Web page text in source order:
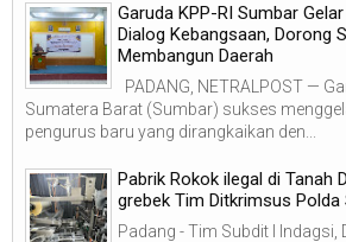
Garuda KPP-RI Sumbar
Dialog Kebangsaan, Dorong
Membangun Daerah
PADANG, NETRALPOST —
Sumatera Barat (Sumbar) sukses
pengurus baru yang dirangkaikan den...
Pabrik Rokok ilegal di Tanah
grebek Tim Ditkrimsus Polda
Padang - Tim Subdit I Indagsi,